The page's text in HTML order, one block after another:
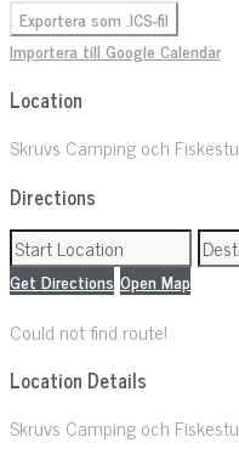
Exportera som .ICS-fil
Importera till Google Calendar
Location
Skruvs Camping och
Directions
Get Directions Open Map
Could not find route!
Location Details
Skruvs Camping och